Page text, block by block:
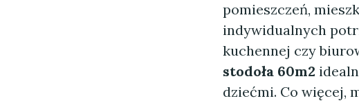
pomieszczeń,
indywidualnych
kuchennej czy
stodoła 60m2
dziećmi. Co więcej,